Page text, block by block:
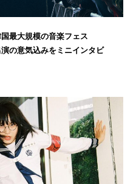
最大規模の音楽フェス
演の意気込みをミニインタビ